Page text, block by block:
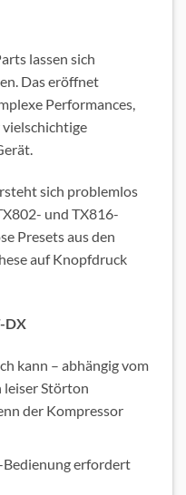
lassen sich
Das eröffnet
Performances,
sich problemlos
und TX816-
Presets aus den
auf Knopfdruck
DX
kann – abhängig vom
leiser Störton
der Kompressor
erfordert